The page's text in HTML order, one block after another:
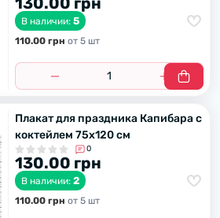
В наличии: 5
110.00 грн от 5 шт
Плакат для праздника Капибара с
коктейлем 75х120 см
0
130.00 грн
В наличии: 2
110.00 грн от 5 шт